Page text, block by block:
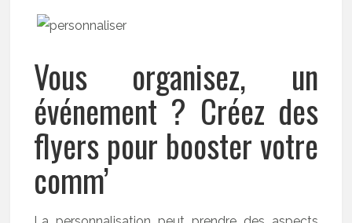
Vous organisez, un
événement ? Créez des
flyers pour booster votre
comm’